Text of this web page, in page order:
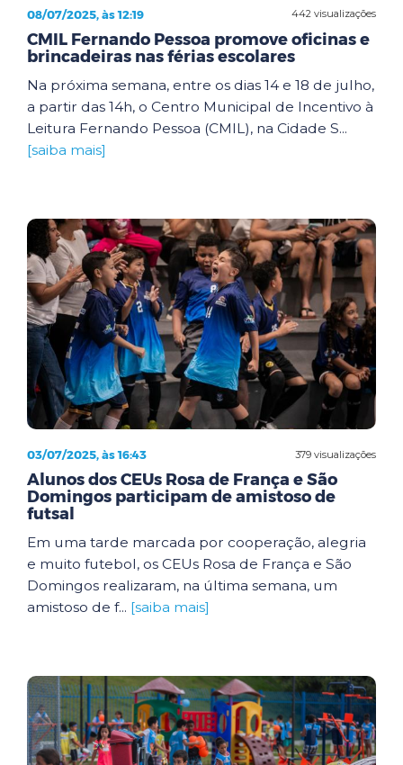
442 visualizações
08/07/2025, às 12:19
CMIL Fernando Pessoa promove oficinas e
brincadeiras nas férias escolares
Na próxima semana, entre os dias 14 e 18 de julho,
a partir das 14h, o Centro Municipal de Incentivo à
Leitura Fernando Pessoa (CMIL), na Cidade S...
[saiba mais]
379 visualizações
03/07/2025, às 16:43
Alunos dos CEUs Rosa de França e São
Domingos participam de amistoso de
futsal
Em uma tarde marcada por cooperação, alegria
e muito futebol, os CEUs Rosa de França e São
Domingos realizaram, na última semana, um
amistoso de f... [saiba mais]